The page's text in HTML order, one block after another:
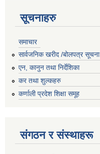
सूचनाहरु
समाचार
सार्वजनिक खरीद /बोलपत्र सूचना
एन, कानुन तथा निर्देशिका
कर तथा शुल्कहरु
कर्णाली प्रदेश शिक्षा समूह
संगठन र संस्थाहरू